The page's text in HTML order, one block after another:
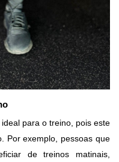
para o treino, pois este
Por exemplo, pessoas que
de treinos matinais,